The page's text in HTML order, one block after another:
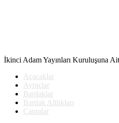
İkinci Adam Yayınları Kuruluşuna
Açacaklar
Ayraçlar
Bardaklar
Bardak Altlıkları
Çantalar